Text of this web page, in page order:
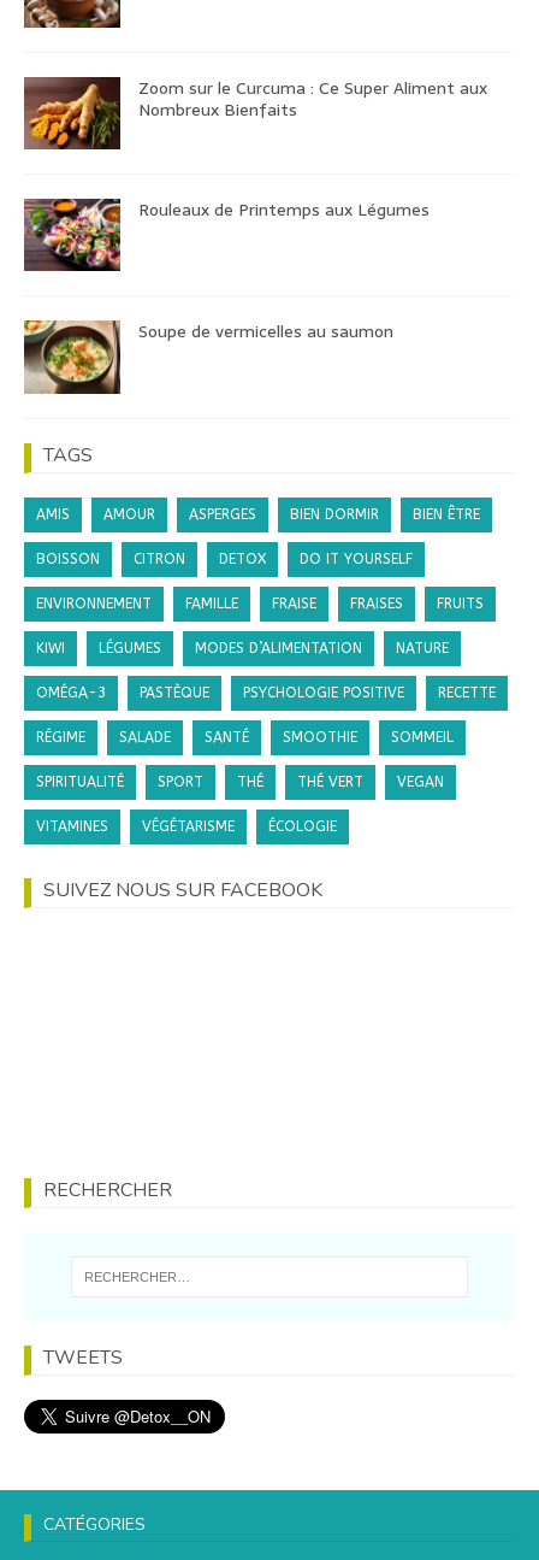
Zoom sur le Curcuma : Ce Super Aliment aux
Nombreux Bienfaits
Rouleaux de Printemps aux Légumes
Soupe de vermicelles au saumon
TAGS
AMIS AMOUR ASPERGES BIEN DORMIR BIEN ÊTRE
BOISSON CITRON DETOX DO IT YOURSELF
ENVIRONNEMENT FAMILLE FRAISE FRAISES FRUITS
KIWI LÉGUMES MODES D’ALIMENTATION NATURE
OMÉGA-3 PASTÈQUE PSYCHOLOGIE POSITIVE RECETTE
RÉGIME SALADE SANTÉ SMOOTHIE SOMMEIL
SPIRITUALITÉ SPORT THÉ THÉ VERT VEGAN
VITAMINES VÉGÉTARISME ÉCOLOGIE
SUIVEZ NOUS SUR FACEBOOK
RECHERCHER
TWEETS
CATÉGORIES